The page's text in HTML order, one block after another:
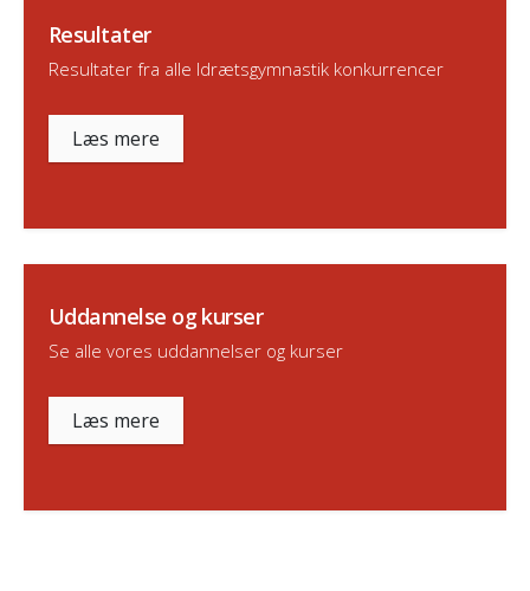
Resultater
Resultater fra alle Idrætsgymnastik konkurrencer
Læs mere
Uddannelse og kurser
Se alle vores uddannelser og kurser
Læs mere